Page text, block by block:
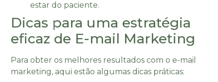
estar do paciente.
Dicas para uma estratégia
eficaz de E-mail Marketing
Para obter os melhores resultados com o e-mail
marketing, aqui estão algumas dicas práticas: